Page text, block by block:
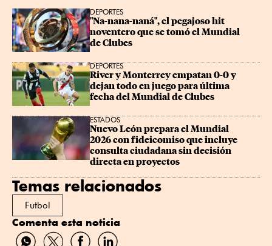
DEPORTES
"Na-nana-naná", el pegajoso hit
noventero que se tomó el Mundial
de Clubes
DEPORTES
River y Monterrey empatan 0-0 y
dejan todo en juego para última
fecha del Mundial de Clubes
ESTADOS
Nuevo León prepara el Mundial
2026 con fideicomiso que incluye
consulta ciudadana sin decisión
directa en proyectos
Temas relacionados
Futbol
Comenta esta noticia